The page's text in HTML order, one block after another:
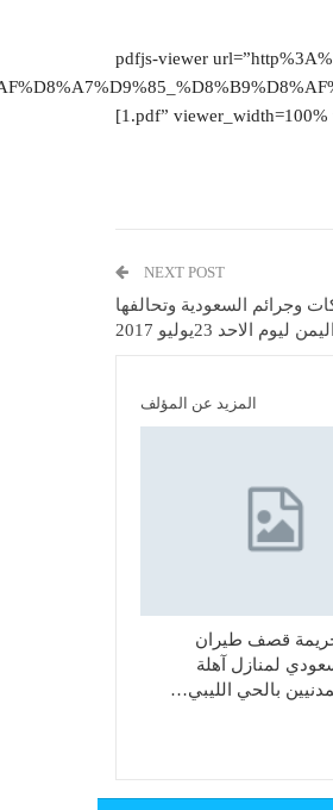
[pdfjs-viewer
1.pdf” viewer_width=100%
NEXT POST
وجرائم السعودية وتحالفها
ليوم الاحد 23يوليو 2017
المزيد عن المؤلف
جريمة قصف طيران
لمنازل آهلة
بالحي الليبي…